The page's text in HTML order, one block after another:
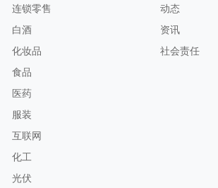
连锁零售
白酒
化妆品
食品
医药
服装
互联网
化工
光伏
动态
资讯
社会责任